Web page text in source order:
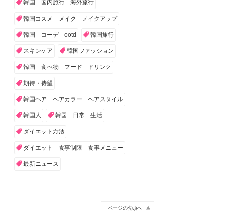
韓国 国内旅行 海外旅行
韓国コスメ メイク メイクアップ
韓国 コーデ ootd 韓国旅行
スキンケア 韓国ファッション
韓国 食べ物 フード ドリンク
期待・待望
韓国ヘア ヘアカラー ヘアスタイル
韓国人 韓国 日常 生活
ダイエット方法
ダイエット 食事制限 食事メニュー
最新ニュース
ページの先頭へ